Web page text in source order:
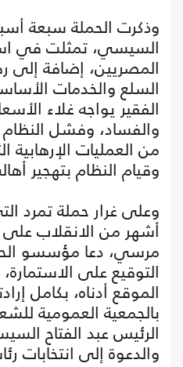
وذكرت الحملة سبعة
السيسي، تمثلت في
المصريين، إضافة إلى
السلع والخدمات
الفقير يواجه غلاء
والفساد، وفشل
من العمليات
وقيام النظام بتهجير
وعلى غرار حملة تمرد
أشهر من الانقلاب
مرسي، دعا مؤسسو
التوقيع على الاستمارة،
الموقع أدناه، بكامل
بالجمعية العمومية
الرئيس عبد الفتاح
والدعوة إلى انتخابات